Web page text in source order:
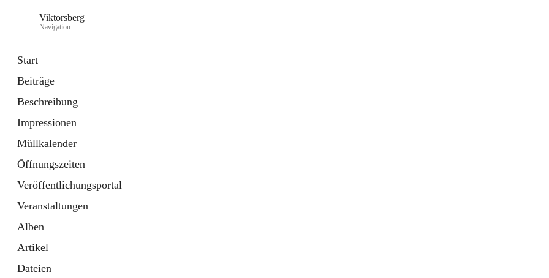
Viktorsberg
Navigation
Start
Beiträge
Beschreibung
Impressionen
Müllkalender
Öffnungszeiten
Veröffentlichungsportal
Veranstaltungen
Alben
Artikel
Dateien